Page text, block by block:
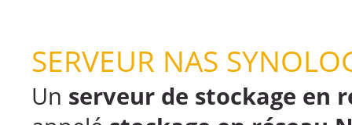
SERVEUR NAS
Un serveur de stockage en